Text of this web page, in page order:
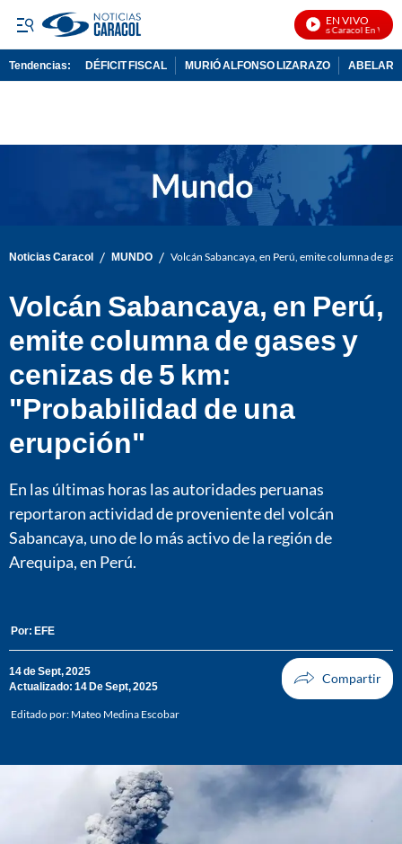
EN VIVO
Noticias Caracol En Vivo
Tendencias: DÉFICIT FISCAL MURIÓ ALFONSO LIZARAZO
Noticias Caracol / MUNDO / Volcán Sabancaya, en Perú, emite columna de
Volcán Sabancaya, en Perú,
emite columna de gases y
cenizas de 5 km:
"Probabilidad de una
erupción"
En las últimas horas las autoridades peruanas
reportaron actividad de proveniente del volcán
Sabancaya, uno de lo más activo de la región de
Arequipa, en Perú.
Por: EFE
14 de Sept, 2025
Actualizado: 14 De Sept, 2025
Editado por: Mateo Medina Escobar